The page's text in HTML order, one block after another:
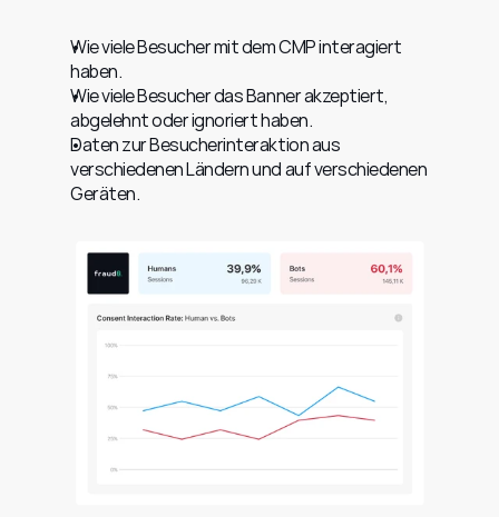
Wie viele Besucher mit dem CMP interagiert
haben.
Wie viele Besucher das Banner akzeptiert,
abgelehnt oder ignoriert haben.
Daten zur Besucherinteraktion aus
verschiedenen Ländern und auf verschiedenen
Geräten.